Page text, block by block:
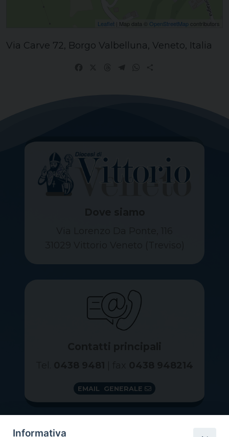
Leaflet | Map data © OpenStreetMap contributors
Via Carve 72, Borgo Valbelluna, Veneto, Italia
EMAIL GENERALE
Informativa